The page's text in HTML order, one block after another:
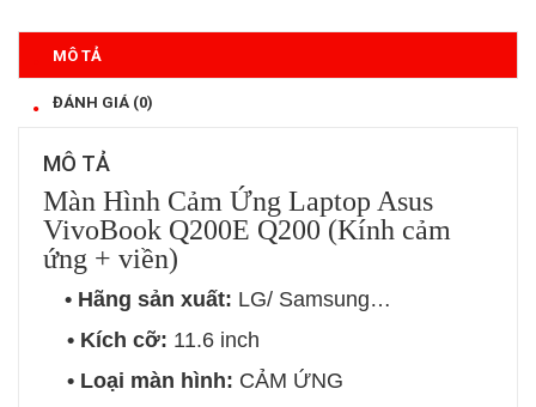
MÔ TẢ
ĐÁNH GIÁ (0)
MÔ TẢ
Màn Hình Cảm Ứng Laptop Asus
VivoBook Q200E Q200 (Kính cảm
ứng + viền)
• Hãng sản xuất: LG/ Samsung…
• Kích cỡ: 11.6 inch
• Loại màn hình: CẢM ỨNG